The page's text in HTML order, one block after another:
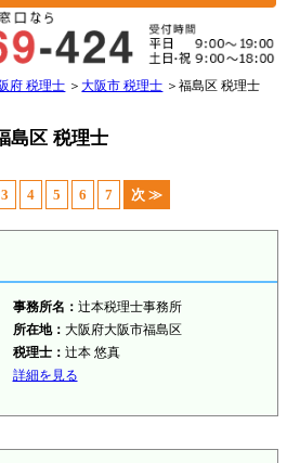
府 税理士 ＞大阪市 税理士 ＞福島区 税理士
島区 税理士
3 4 5 6 7 次 ≫
事務所名： 辻本税理士事務所
所在地： 大阪府大阪市福島区
税理士： 辻本 悠真
詳細を見る